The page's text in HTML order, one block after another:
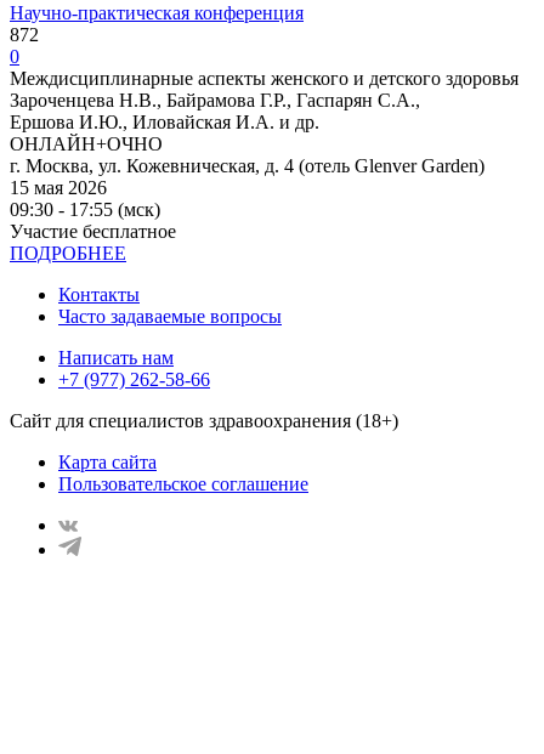
Научно-практическая конференция
872
0
Междисциплинарные аспекты женского и детского здоровья
Зароченцева Н.В., Байрамова Г.Р., Гаспарян С.А.,
Ершова И.Ю., Иловайская И.А. и др.
ОНЛАЙН+ОЧНО
г. Москва, ул. Кожевническая, д. 4 (отель Glenver Garden)
15 мая 2026
09:30 - 17:55 (мск)
Участие бесплатное
ПОДРОБНЕЕ
Контакты
Часто задаваемые вопросы
Написать нам
+7 (977) 262-58-66
Сайт для специалистов здравоохранения (18+)
Карта сайта
Пользовательское соглашение